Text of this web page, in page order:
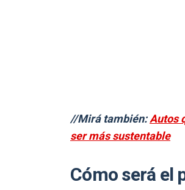
//Mirá también:Autos
ser más sustentable
Cómo será el